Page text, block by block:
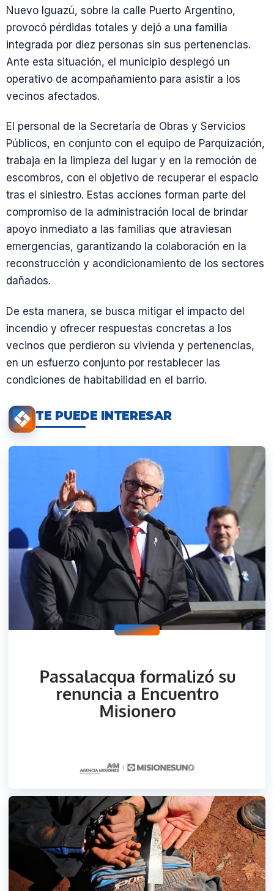
Nuevo Iguazú, sobre la calle Puerto Argentino,
provocó pérdidas totales y dejó a una familia
integrada por diez personas sin sus pertenencias.
Ante esta situación, el municipio desplegó un
operativo de acompañamiento para asistir a los
vecinos afectados.
El personal de la Secretaría de Obras y Servicios
Públicos, en conjunto con el equipo de Parquización,
trabaja en la limpieza del lugar y en la remoción de
escombros, con el objetivo de recuperar el espacio
tras el siniestro. Estas acciones forman parte del
compromiso de la administración local de brindar
apoyo inmediato a las familias que atraviesan
emergencias, garantizando la colaboración en la
reconstrucción y acondicionamiento de los sectores
dañados.
De esta manera, se busca mitigar el impacto del
incendio y ofrecer respuestas concretas a los
vecinos que perdieron su vivienda y pertenencias,
en un esfuerzo conjunto por restablecer las
condiciones de habitabilidad en el barrio.
TE PUEDE INTERESAR